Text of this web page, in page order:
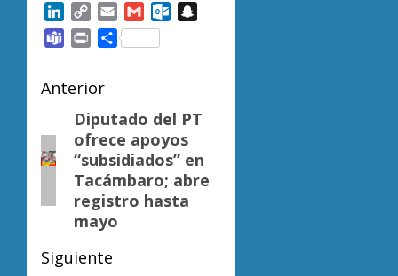
LinkedIn
Copy
Link
Email GmailOutlook.com
TeamsPrintCompartir
Navegación
de
entradas
Anterior
Entrada
anterior:
Diputado del PT
ofrece apoyos
“subsidiados” en
Tacámbaro; abre
registro hasta
mayo
Siguiente